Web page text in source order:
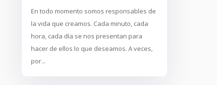
En todo momento somos responsables de
la vida que creamos. Cada minuto, cada
hora, cada día se nos presentan para
hacer de ellos lo que deseamos. A veces,
por...